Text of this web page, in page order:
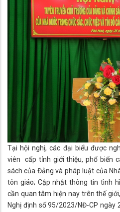
Tại hội nghị, các đại biểu được
viên cấp tỉnh giới thiệu, phổ biến
sách của Đảng và pháp luật của
tôn giáo; Cập nhật thông tin tình
cần quan tâm hiện nay trên thế
Nghị định số 95/2023/NĐ-CP